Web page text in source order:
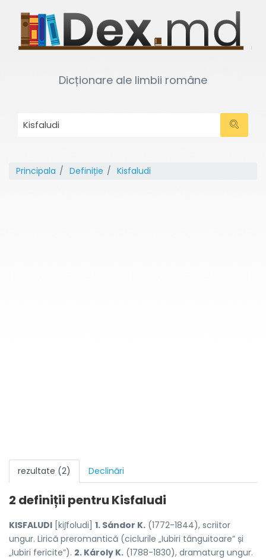
Dicționare ale limbii române
Principala Definiție Kisfaludi
rezultate (2) Declinări
2 definiții pentru Kisfaludi
KISFALUDI [kiʃfoludi] 1. Sándor K. (1772-1844), scriitor
ungur. Lirică preromantică (ciclurile „Iubiri tânguitoare” și
„Iubiri fericite”). 2. Károly K. (1788-1830), dramaturg ungur.